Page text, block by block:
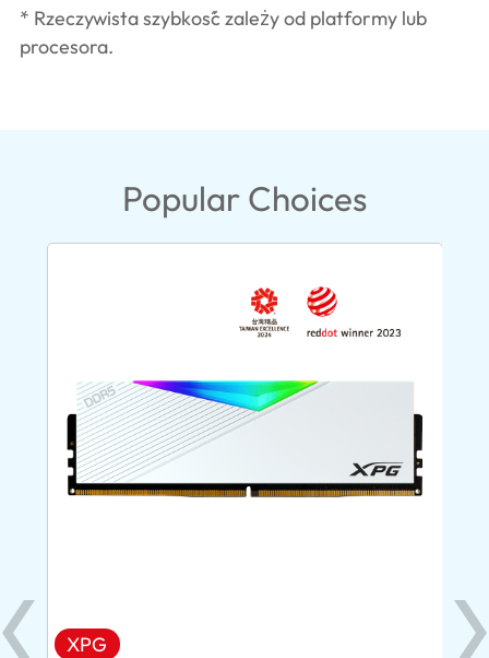
* Rzeczywista szybkość zależy od platformy lub
procesora.
Popular Choices
XPG